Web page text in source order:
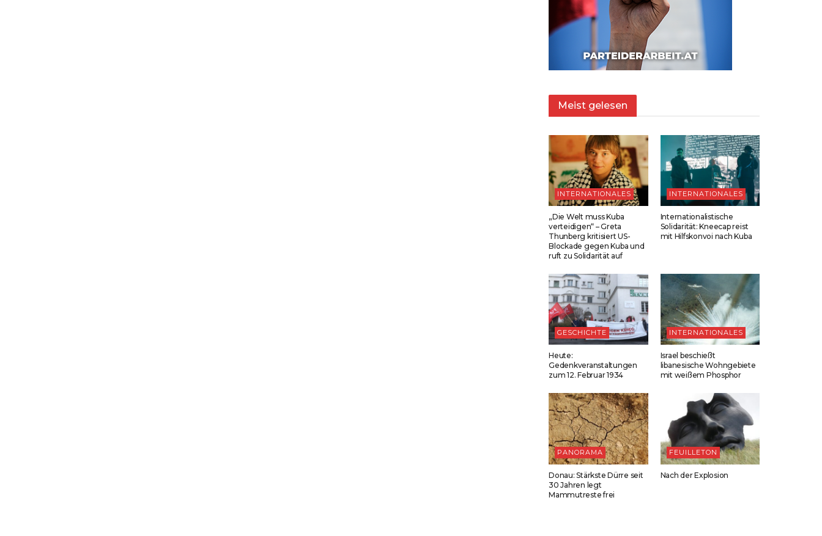
Meist gelesen
INTERNATIONALES
„Die Welt muss Kuba
verteidigen“ – Greta
Thunberg kritisiert US-
Blockade gegen Kuba und
ruft zu Solidarität auf
INTERNATIONALES
Internationalistische
Solidarität: Kneecap reist
mit Hilfskonvoi nach Kuba
GESCHICHTE
Heute:
Gedenkveranstaltungen
zum 12. Februar 1934
INTERNATIONALES
Israel beschießt
libanesische Wohngebiete
mit weißem Phosphor
PANORAMA
Donau: Stärkste Dürre seit
30 Jahren legt
Mammutreste frei
FEUILLETON
Nach der Explosion